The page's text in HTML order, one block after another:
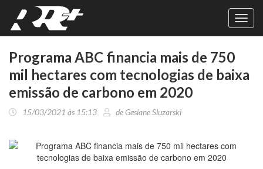
Programa ABC financia mais de 750
mil hectares com tecnologias de baixa
emissão de carbono em 2020
15/03/2021 às 15:13 de Gesiane Sluzarski